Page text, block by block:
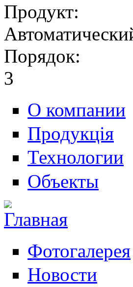
Продукт:
Порядок:
3
О компании
Продукція
Технологии
Объекты
Фотогалерея
Новости